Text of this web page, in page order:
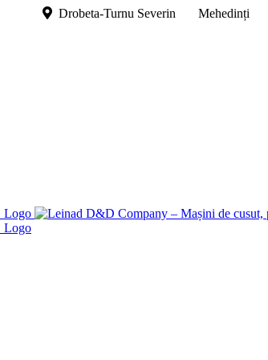
Drobeta-Turnu Severin Mehedinți